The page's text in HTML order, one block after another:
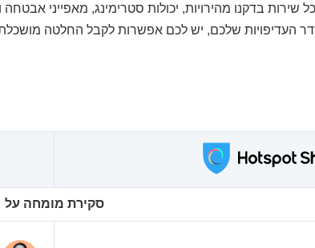
שירות בדקנו מהירויות, יכולות סטרימינג, מאפייני אבטחה
סקירת מומחה על